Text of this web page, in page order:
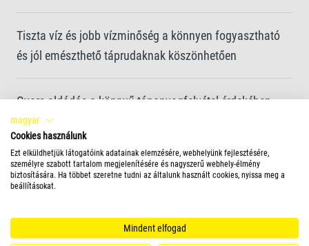
Tiszta víz és jobb vízminőség a könnyen fogyasztható
és jól emészthető táprudaknak köszönhetően
Gyors oldódás a könnyű tápanyagfelvétel érdekében
A kiegyensúlyozott étrendhez szükséges összes
tápanyagot tartalmazza
magyar
Cookies használunk
Ezt elküldhetjük látogatóink adatainak elemzésére, webhelyünk fejlesztésére,
személyre szabott tartalom megjelenítésére és nagyszerű webhely-élmény
biztosítására. Ha többet szeretne tudni az általunk használt cookies, nyissa meg a
beállításokat.
Mindent elfogad